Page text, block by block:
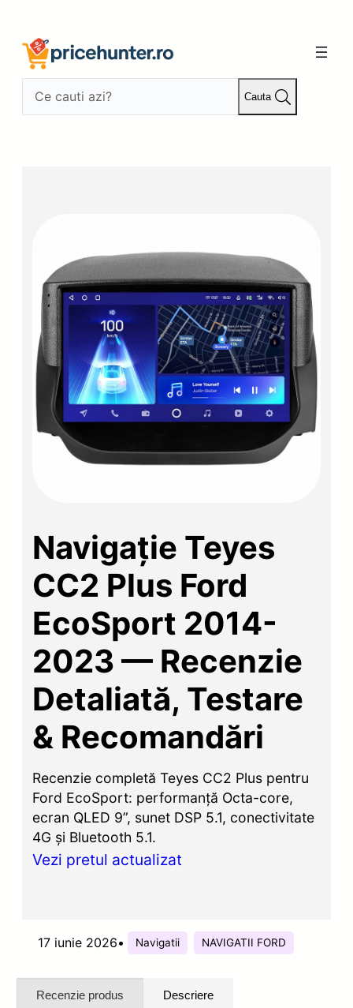
conținut
Cauta
Navigație Teyes
CC2 Plus Ford
EcoSport 2014-
2023 — Recenzie
Detaliată, Testare
& Recomandări
Recenzie completă Teyes CC2 Plus pentru
Ford EcoSport: performanță Octa-core,
ecran QLED 9”, sunet DSP 5.1, conectivitate
4G și Bluetooth 5.1.
Vezi pretul actualizat
17 iunie 2026• Navigatii NAVIGATII FORD
Recenzie produs Descriere